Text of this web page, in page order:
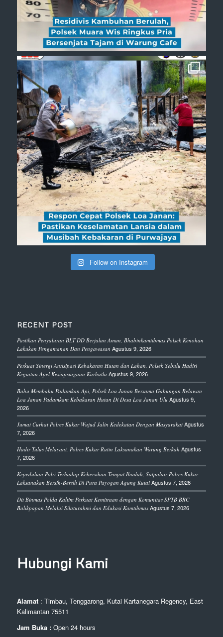
Follow on Instagram
RECENT POST
Pastikan Penyaluran BLT DD Berjalan Aman, Bhabinkamtibmas Polsek Kenohan
Lakukan Pengamanan Dan Pengawasan Agustus 9, 2026
Perkuat Sinergi Antisipasi Kebakaran Hutan dan Lahan, Polsek Sebulu Hadiri
Kegiatan Apel Kesiapsiagaan Karhutla Agustus 9, 2026
Bahu Membahu Padamkan Api, Polsek Loa Janan Bersama Gabungan Relawan
Loa Janan Padamkam Kebakaran Hutan Di Desa Loa Janan Ulu Agustus 9,
2026
Jumat Curhat Polres Kukar Wujud Jalin Kedekatan Dengan Masyarakat Agustus
7, 2026
Hadir Tulus Melayani, Polres Kukar Rutin Laksanakan Warung Berkah Agustus
7, 2026
Kepedulian Polri Terhadap Kebersihan Tempat Ibadah, Satpolair Polres Kukar
Laksanakan Bersih-Bersih Di Pura Payogan Agung Kutai Agustus 7, 2026
Dit Binmas Polda Kaltim Perkuat Kemitraan dengan Komunitas SPTB BRC
Balikpapan Melalui Silaturahmi dan Edukasi Kamtibmas Agustus 7, 2026
Hubungi Kami
Alamat: Timbau, Tenggarong, Kutai Kartanegara Regency, East
Kalimantan 75511
Jam Buka : Open 24 hours